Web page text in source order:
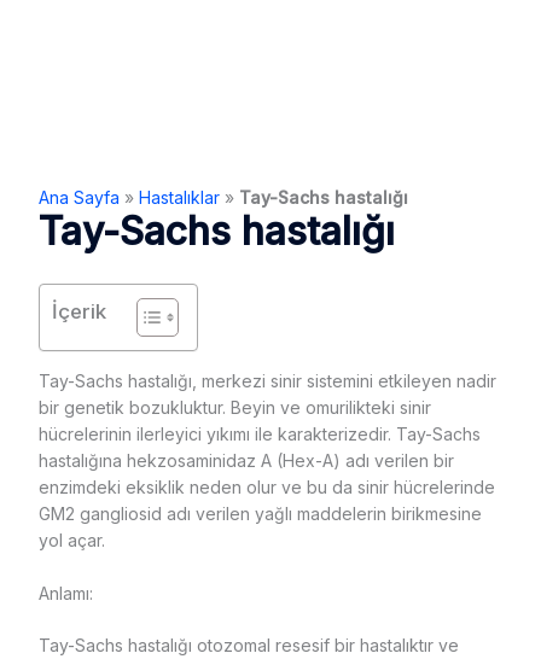
Ana Sayfa » Hastalıklar» Tay-Sachs hastalığı
Tay-Sachs hastalığı
İçerik
Tay-Sachs hastalığı, merkezi sinir sistemini etkileyen nadir
bir genetik bozukluktur. Beyin ve omurilikteki sinir
hücrelerinin ilerleyici yıkımı ile karakterizedir. Tay-Sachs
hastalığına hekzosaminidaz A (Hex-A) adı verilen bir
enzimdeki eksiklik neden olur ve bu da sinir hücrelerinde
GM2 gangliosid adı verilen yağlı maddelerin birikmesine
yol açar.
Anlamı:
Tay-Sachs hastalığı otozomal resesif bir hastalıktır ve